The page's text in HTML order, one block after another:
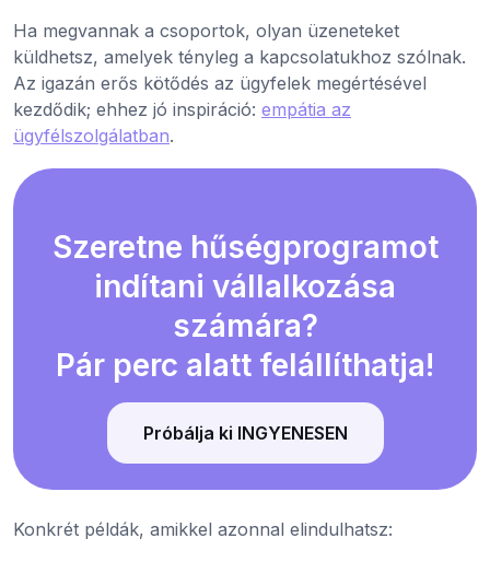
Ha megvannak a csoportok, olyan üzeneteket
küldhetsz, amelyek tényleg a kapcsolatukhoz szólnak.
Az igazán erős kötődés az ügyfelek megértésével
kezdődik; ehhez jó inspiráció: empátia az
ügyfélszolgálatban.
Szeretne hűségprogramot
indítani vállalkozása
számára?
Pár perc alatt felállíthatja!
Próbálja ki INGYENESEN
Konkrét példák, amikkel azonnal elindulhatsz: